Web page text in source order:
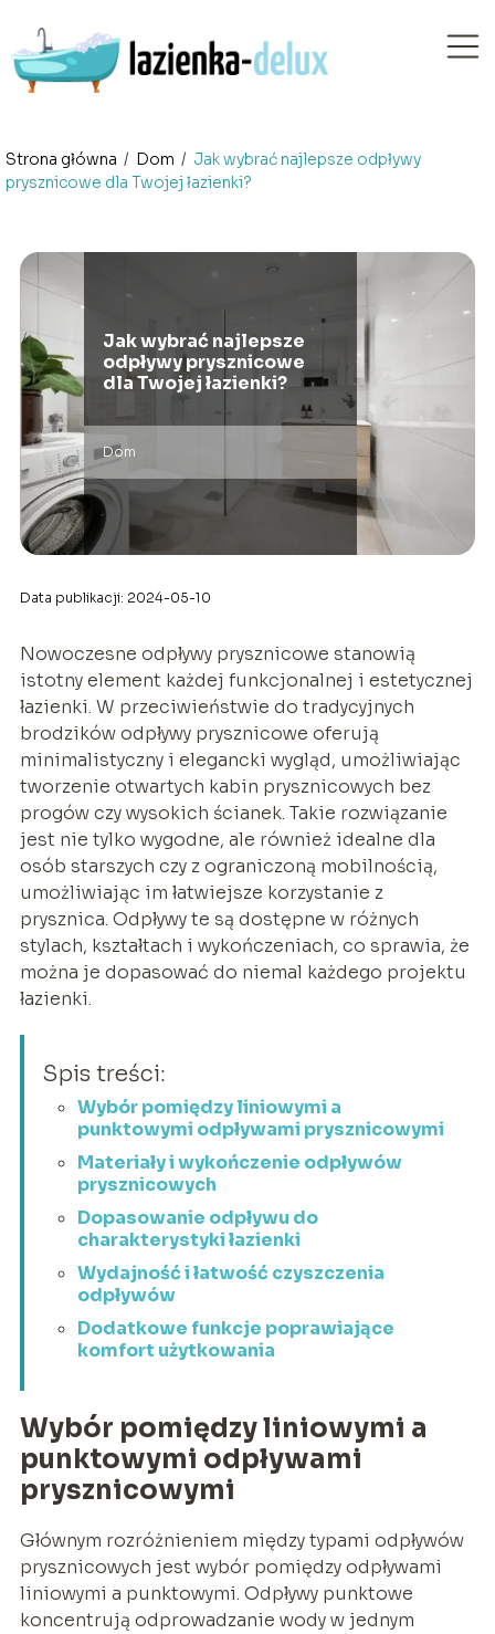
Strona główna / Dom / Jak wybrać najlepsze odpływy
prysznicowe dla Twojej łazienki?
Jak wybrać najlepsze
odpływy prysznicowe
dla Twojej łazienki?
Dom
Data publikacji: 2024-05-10
Nowoczesne odpływy prysznicowe stanowią
istotny element każdej funkcjonalnej i estetycznej
łazienki. W przeciwieństwie do tradycyjnych
brodzików odpływy prysznicowe oferują
minimalistyczny i elegancki wygląd, umożliwiając
tworzenie otwartych kabin prysznicowych bez
progów czy wysokich ścianek. Takie rozwiązanie
jest nie tylko wygodne, ale również idealne dla
osób starszych czy z ograniczoną mobilnością,
umożliwiając im łatwiejsze korzystanie z
prysznica. Odpływy te są dostępne w różnych
stylach, kształtach i wykończeniach, co sprawia, że
można je dopasować do niemal każdego projektu
łazienki.
Spis treści:
Wybór pomiędzy liniowymi a
punktowymi odpływami prysznicowymi
Materiały i wykończenie odpływów
prysznicowych
Dopasowanie odpływu do
charakterystyki łazienki
Wydajność i łatwość czyszczenia
odpływów
Dodatkowe funkcje poprawiające
komfort użytkowania
Wybór pomiędzy liniowymi a
punktowymi odpływami
prysznicowymi
Głównym rozróżnieniem między typami odpływów
prysznicowych jest wybór pomiędzy odpływami
liniowymi a punktowymi. Odpływy punktowe
koncentrują odprowadzanie wody w jednym